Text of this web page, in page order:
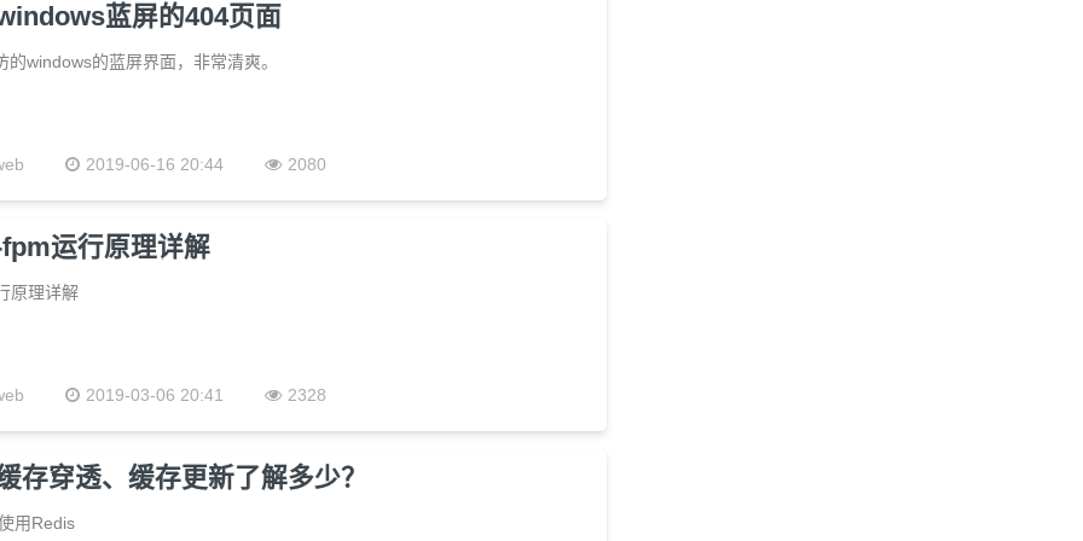
蓝屏的404页面
windows的蓝屏界面，非常清爽。
2019-06-16 20:44 2080
运行原理详解
原理详解
2019-03-06 20:41 2328
存穿透、缓存更新了解多少？
用Redis